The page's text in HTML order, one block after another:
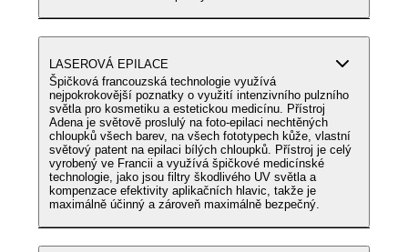
LASEROVÁ EPILACE
Špičková francouzská technologie využívá
nejpokrokovější poznatky o využití intenzivního pulzního
světla pro kosmetiku a estetickou medicínu. Přístroj
Adena je světově proslulý na foto-epilaci nechtěných
chloupků všech barev, na všech fototypech kůže, vlastní
světový patent na epilaci bílých chloupků. Přístroj je celý
vyrobený ve Francii a využívá špičkové medicínské
technologie, jako jsou filtry škodlivého UV světla a
kompenzace efektivity aplikačních hlavic, takže je
maximálně účinný a zároveň maximálně bezpečný.